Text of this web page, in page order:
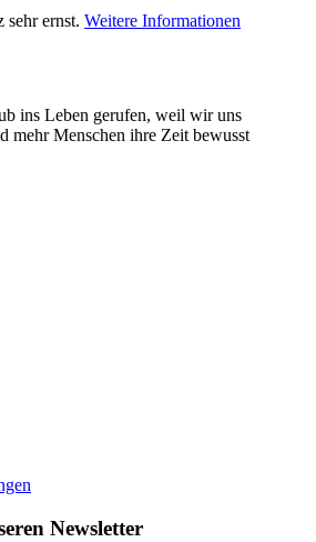
sehr ernst. Weitere Informationen
ins Leben gerufen, weil wir uns
mehr Menschen ihre Zeit bewusst
Newsletter